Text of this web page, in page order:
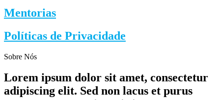
Mentorias
Políticas de Privacidade
Sobre Nós
Lorem ipsum dolor sit amet, consectetur
adipiscing elit. Sed non lacus et purus